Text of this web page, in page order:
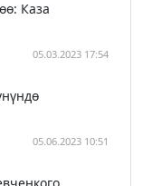
Каза
05.03.2023 17:54
05.06.2023 10:51